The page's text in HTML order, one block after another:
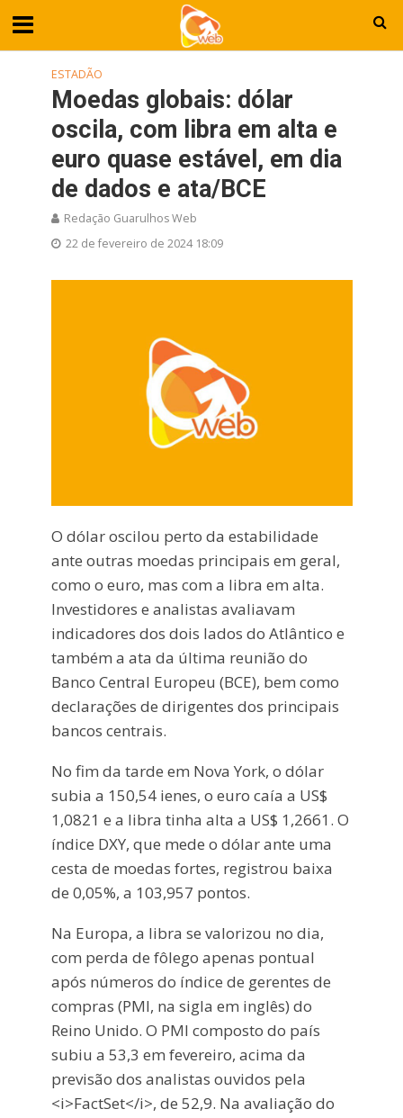
ESTADÃO
Moedas globais: dólar
oscila, com libra em alta e
euro quase estável, em dia
de dados e ata/BCE
Redação Guarulhos Web
22 de fevereiro de 2024 18:09
O dólar oscilou perto da estabilidade
ante outras moedas principais em geral,
como o euro, mas com a libra em alta.
Investidores e analistas avaliavam
indicadores dos dois lados do Atlântico e
também a ata da última reunião do
Banco Central Europeu (BCE), bem como
declarações de dirigentes dos principais
bancos centrais.
No fim da tarde em Nova York, o dólar
subia a 150,54 ienes, o euro caía a US$
1,0821 e a libra tinha alta a US$ 1,2661. O
índice DXY, que mede o dólar ante uma
cesta de moedas fortes, registrou baixa
de 0,05%, a 103,957 pontos.
Na Europa, a libra se valorizou no dia,
com perda de fôlego apenas pontual
após números do índice de gerentes de
compras (PMI, na sigla em inglês) do
Reino Unido. O PMI composto do país
subiu a 53,3 em fevereiro, acima da
previsão dos analistas ouvidos pela
<i>FactSet</i>, de 52,9. Na avaliação do